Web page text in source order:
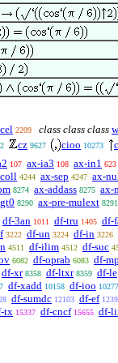
2209 class class class
cz 9627 cioo 10273
107 ax-ia3 108 ax-in1 623
4244 ax-sep 4247 ax-
8274 ax-addass 8275 ax-
8290 ax-pre-mulext 8291
df-3an 1011 df-tru 1405 df-
3222 df-un 3224 df-in 3226
4511 df-ilim 4512 df-suc
6082 df-oprab 6083 df-
df-xr 8358 df-ltxr 8359 df-le
df-xadd 10158 df-ioo 10277
df-sumdc 12103 df-ef
tx 15337 df-cncf 15655 df-